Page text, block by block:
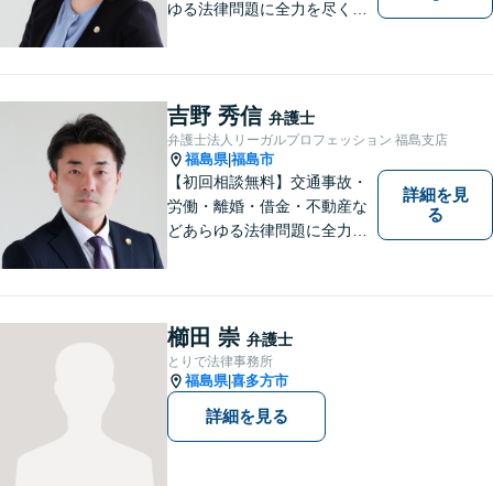
ゆる法律問題に全力を尽くし
す。「弁護士は敷居が高い」
と思わず、お困りの方は是非
ご相談ください。
吉野 秀信 弁護士
弁護士法人リーガルプロフェッション 福島支店
福島県|福島市
【初回相談無料】交通事故・
労働・離婚・借金・不動産な
どあらゆる法律問題に全力を
くことを最も重視ししていま
す。お困りの方はまずはご相
談ください。
詳細を見
る
櫛田 崇 弁護士
とりで法律事務所
福島県|喜多方市
詳細を見る